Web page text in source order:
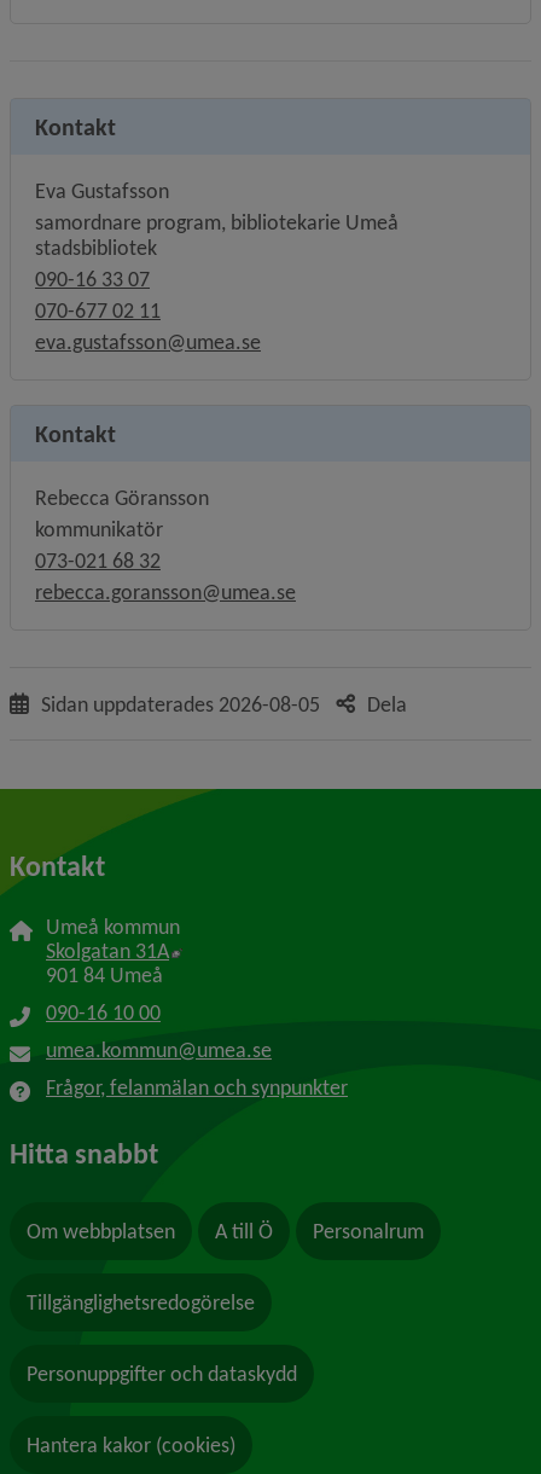
Kontakt
Eva Gustafsson
samordnare program, bibliotekarie Umeå
stadsbibliotek
090-16 33 07
070-677 02 11
eva.gustafsson@umea.se
Kontakt
Rebecca Göransson
kommunikatör
073-021 68 32
rebecca.goransson@umea.se
Sidan uppdaterades 2026-08-05 Dela
Kontakt
Umeå kommun
Skolgatan 31A Länk till annan webbplats, öppnas i nytt
901 84 Umeå
090-16 10 00
umea.kommun@umea.se
Frågor, felanmälan och synpunkter
Hitta snabbt
Om webbplatsen A till Ö Personalrum
Tillgänglighetsredogörelse
Personuppgifter och dataskydd
Hantera kakor (cookies)